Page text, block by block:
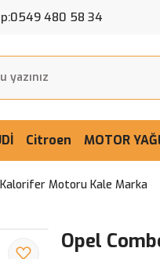
0549 480 58 34
Citroen MOTOR
Kalorifer Motoru Kale Marka
Opel